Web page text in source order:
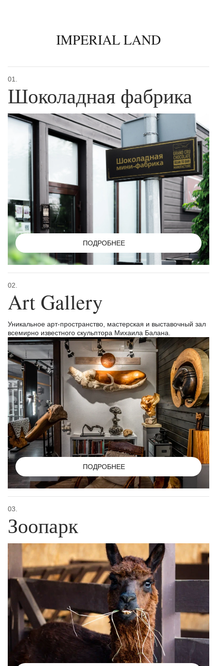
IMPERIAL LAND
01.
Шоколадная фабрика
ПОДРОБНЕЕ
02.
Art Gallery
Уникальное арт-пространство, мастерская и выставочный зал
всемирно известного скульптора Михаила Балана.
ПОДРОБНЕЕ
03.
Зоопарк